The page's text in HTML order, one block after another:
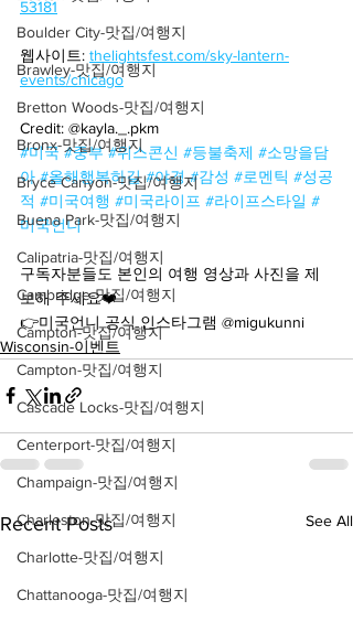
Boulder City-맛집/여행지
Brawley-맛집/여행지
Bretton Woods-맛집/여행지
Bronx-맛집/여행지
Bryce Canyon-맛집/여행지
Buena Park-맛집/여행지
Calipatria-맛집/여행지
Cambridge-맛집/여행지
Campton-맛집/여행지
Campton-맛집/여행지
Cascade Locks-맛집/여행지
Centerport-맛집/여행지
Champaign-맛집/여행지
Charleston-맛집/여행지
Charlotte-맛집/여행지
Chattanooga-맛집/여행지
53181
웹사이트: thelightsfest.com/sky-lantern-
events/chicago
Credit: @kayla._.pkm
#미국 #중부 #위스콘신 #등불축제 #소망을담
아 #올해행복하길 #야경 #감성 #로멘틱 #성공
적 #미국여행 #미국라이프 #라이프스타일 #
미국언니
구독자분들도 본인의 여행 영상과 사진을 제
보해 주세요❤️
👉미국언니 공식 인스타그램 @migukunni
Wisconsin-이벤트
Recent Posts See All